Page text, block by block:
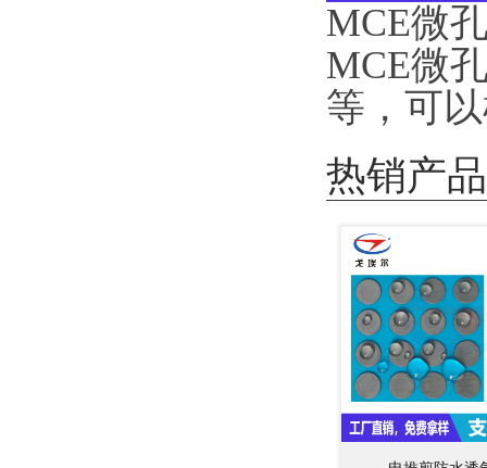
MCE微
MCE微
等，可
热销产